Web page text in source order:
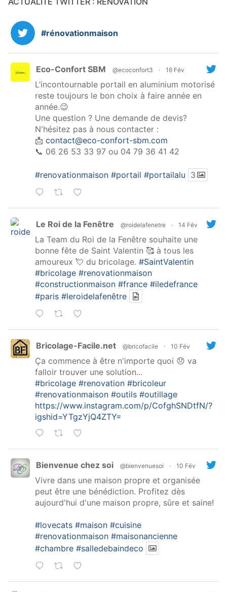
#rénovationmaison
Eco-Confort SBM @ecoconfort3 · 16 Fév
L’incontournable portail en aluminium motorisé
reste toujours le bon choix à faire année en
année.😉
Une question ? Une demande de devis?
N'hésitez pas à nous contacter :
📩 contact@eco-confort-sbm.com
📞 06 26 53 33 97 ou 04 79 36 41 42
#renovationmaison #portail #portailalu 3
Le Roi de la Fenêtre @roidelafenetre · 14 Fév
La Team du Roi de la Fenêtre souhaite une
bonne fête de Saint Valentin 🥰 à tous les
amoureux 💘 du bricolage. #SaintValentin
#bricolage #renovationmaison
#constructionmaison #france #iledefrance
#paris #leroidelafenêtre
Bricolage-Facile.net @bricofacile · 10 Fév
Ça commence à être n'importe quoi 😞 va
falloir trouver une solution...
#bricolage #renovation #bricoleur
#renovationmaison #outils #outillage
https://www.instagram.com/p/CofghSNDtfN/?
igshid=YTgzYjQ4ZTY=
Bienvenue chez soi @bienvenuesoi · 10 Fév
Vivre dans une maison propre et organisée
peut être une bénédiction. Profitez dès
aujourd'hui d'une maison propre, sûre et saine!
#lovecats #maison #cuisine
#renovationmaison #maisonancienne
#chambre #salledebaindeco